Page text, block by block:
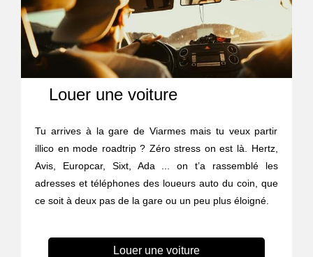
Louer une voiture
Tu arrives à la gare de Viarmes mais tu veux partir
illico en mode roadtrip ? Zéro stress on est là. Hertz,
Avis, Europcar, Sixt, Ada ... on t’a rassemblé les
adresses et téléphones des loueurs auto du coin, que
ce soit à deux pas de la gare ou un peu plus éloigné.
Louer une voiture